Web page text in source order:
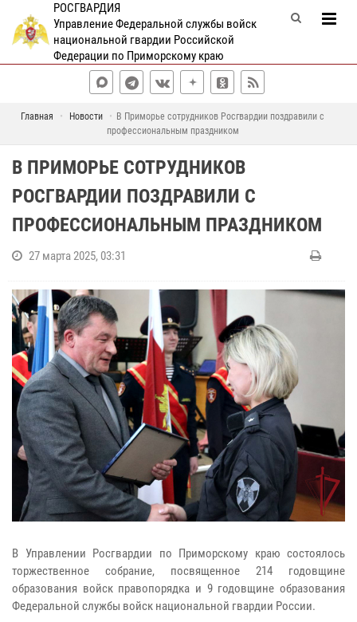
РОСГВАРДИЯ
Управление Федеральной службы войск
национальной гвардии Российской
Федерации по Приморскому краю
Главная Новости
В Приморье сотрудников Росгвардии поздравили с
профессиональным праздником
В ПРИМОРЬЕ СОТРУДНИКОВ
РОСГВАРДИИ ПОЗДРАВИЛИ С
ПРОФЕССИОНАЛЬНЫМ ПРАЗДНИКОМ
27 марта 2025, 03:31
В Управлении Росгвардии по Приморскому краю состоялось
торжественное собрание, посвященное 214 годовщине
образования войск правопорядка и 9 годовщине образования
Федеральной службы войск национальной гвардии России.